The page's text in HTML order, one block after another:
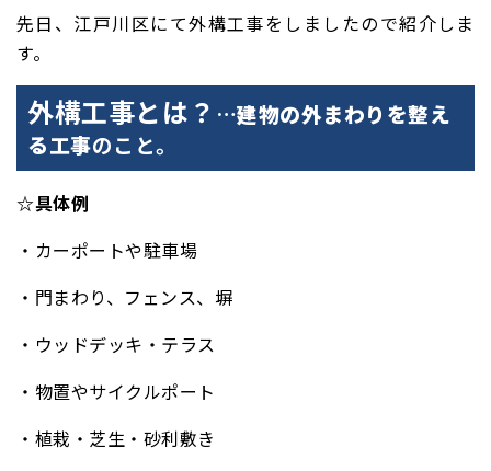
先日、江戸川区にて外構工事をしましたので紹介しま
す。
外構工事とは？ …建物の外まわりを整え
る工事のこと。
☆具体例
・カーポートや駐車場
・門まわり、フェンス、塀
・ウッドデッキ・テラス
・物置やサイクルポート
・植栽・芝生・砂利敷き